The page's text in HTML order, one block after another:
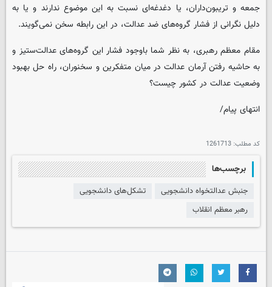
جمعه و تریبون‌داران، یا دغدغه‌ای نسبت به این موضوع ندارند و یا به
دلیل نگرانی از فشار گروه‌های ضد عدالت، در این رابطه سخن نمی‌گویند.
مقام معظم رهبری، به نظر شما باوجود فشار این گروه‌های عدالت‌ستیز و
به حاشیه رفتن آرمان عدالت در میان متفکرین و سخنوران، راه حل بهبود
وضعیت عدالت در کشور چیست؟
انتهای پیام/
کد مطلب: 1261713
برچسب‌ها
جنبش عدالتخواه دانشجویی
تشکل‌های دانشجویی
رهبر معظم انقلاب